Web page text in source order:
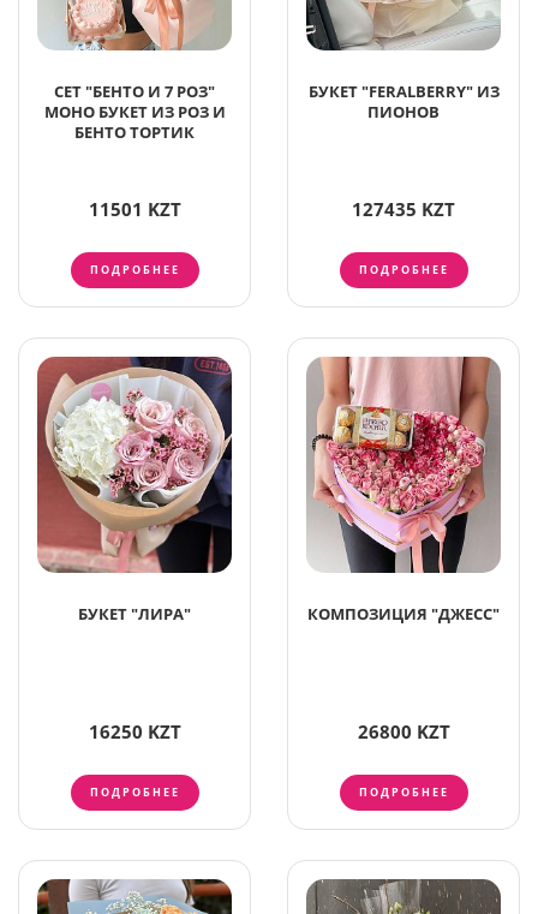
СЕТ "БЕНТО И 7 РОЗ"
МОНО БУКЕТ ИЗ РОЗ И
БЕНТО ТОРТИК
11501 KZT
ПОДРОБНЕЕ
БУКЕТ "FERALBERRY" ИЗ
ПИОНОВ
127435 KZT
ПОДРОБНЕЕ
БУКЕТ "ЛИРА"
16250 KZT
ПОДРОБНЕЕ
КОМПОЗИЦИЯ "ДЖЕСС"
26800 KZT
ПОДРОБНЕЕ